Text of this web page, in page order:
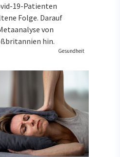
19-Patienten
Folge. Darauf
von
hin.
Gesundheit